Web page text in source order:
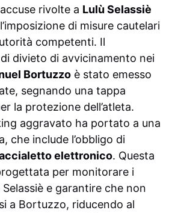
rivolte a Lulù Selassiè
di misure cautelari
competenti. Il
divieto di avvicinamento nei
Bortuzzo è stato emesso
segnando una tappa
la protezione dell’atleta.
aggravato ha portato a una
che include l’obbligo di
elettronico. Questa
per monitorare i
e garantire che non
a Bortuzzo, riducendo al